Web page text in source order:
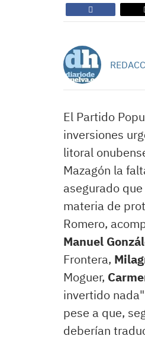
El Partido
inversiones
litoral
Mazagón la
asegurado
materia de
Romero,
Manuel
Frontera,
Moguer,
invertido
pese a que,
deberían